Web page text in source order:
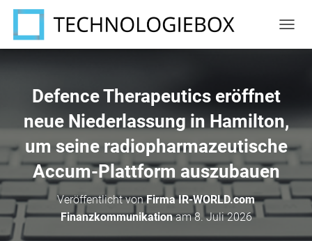
A
I
N
M
S
H
Defence Therapeutics eröffnet
neue Niederlassung in Hamilton,
um seine radiopharmazeutische
Accum-Plattform auszubauen
Veröffentlicht vonFirma IR-WORLD.com
Finanzkommunikationam8. Juli 2026